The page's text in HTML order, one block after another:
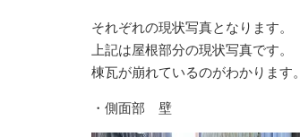
それぞれの現状写真となります。
上記は屋根部分の現状写真です。
棟瓦が崩れているのがわかります。
・側面部 壁